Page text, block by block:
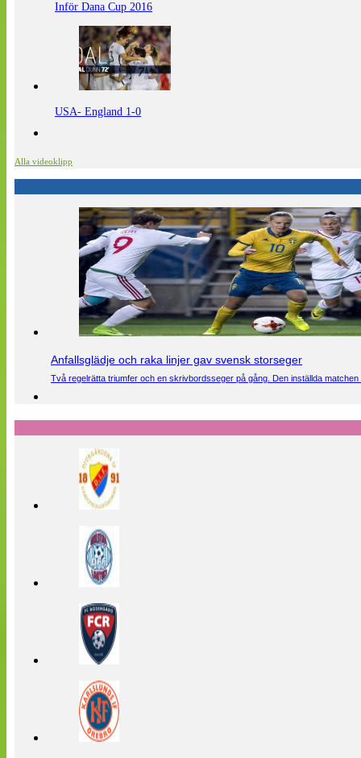
Inför Dana Cup 2016
USA- England 1-0
Alla videoklipp
Anfallsglädje och raka linjer gav svensk storseger
Två regelrätta triumfer och en skrivbordsseger på gång. Den inställda